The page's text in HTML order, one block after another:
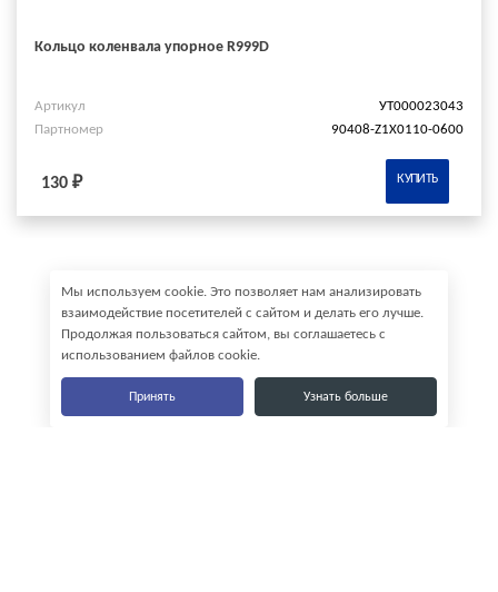
Кольцо коленвала упорное R999D
Артикул
УТ000023043
Партномер
90408-Z1X0110-0600
130 ₽ КУПИТЬ
Мы используем cookie. Это позволяет нам анализировать
взаимодействие посетителей с сайтом и делать его лучше.
Продолжая пользоваться сайтом, вы соглашаетесь с
использованием файлов cookie.
Принять Узнать больше